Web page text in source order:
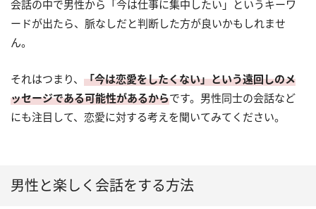
会話の中で男性から「今は仕事に集中したい」というキーワ
ードが出たら、脈なしだと判断した方が良いかもしれませ
ん。
それはつまり、 「今は恋愛をしたくない」という遠回しのメ
ッセージである可能性があるからです。男性同士の会話など
にも注目して、恋愛に対する考えを聞いてみてください。
男性と楽しく会話をする方法